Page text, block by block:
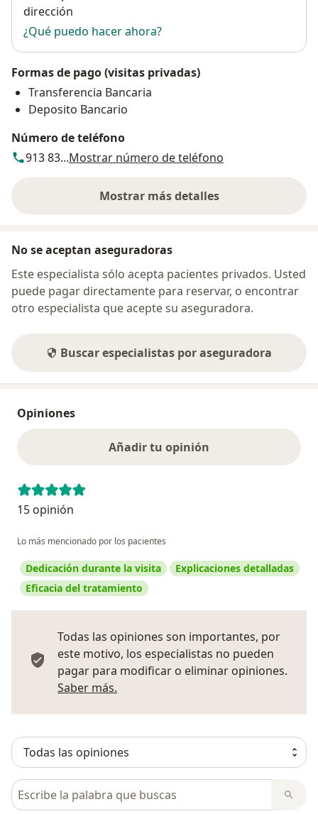
dirección
¿Qué puedo hacer ahora?
Formas de pago (visitas privadas)
Transferencia Bancaria
Deposito Bancario
Número de teléfono
913 83...Mostrar número de teléfono
Mostrar más detalles
sobre la dirección
No se aceptan aseguradoras
Este especialista sólo acepta pacientes privados. Usted
puede pagar directamente para reservar, o encontrar
otro especialista que acepte su aseguradora.
Buscar especialistas por aseguradora
Opiniones
Añadir tu opinión
15 opinión
Lo más mencionado por los pacientes
Dedicación durante la visita
Explicaciones detalladas
Eficacia del tratamiento
Todas las opiniones son importantes, por
este motivo, los especialistas no pueden
pagar para modificar o eliminar opiniones.
Saber más.
Busca en opiniones